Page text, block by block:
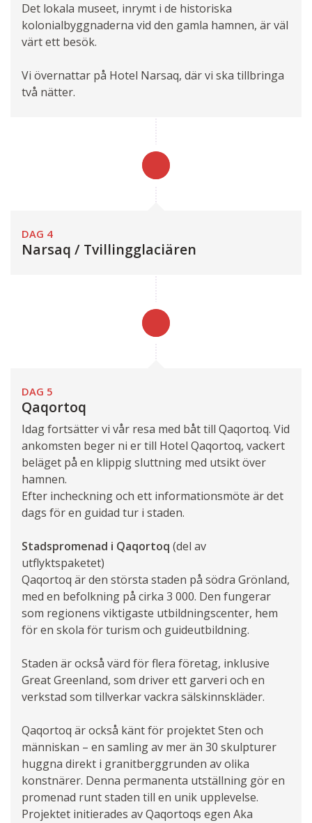
Det lokala museet, inrymt i de historiska
kolonialbyggnaderna vid den gamla hamnen, är väl
värt ett besök.
Vi övernattar på Hotel Narsaq, där vi ska tillbringa
två nätter.
DAG 4
Narsaq / Tvillingglaciären
DAG 5
Qaqortoq
Idag fortsätter vi vår resa med båt till Qaqortoq. Vid
ankomsten beger ni er till Hotel Qaqortoq, vackert
beläget på en klippig sluttning med utsikt över
hamnen.
Efter incheckning och ett informationsmöte är det
dags för en guidad tur i staden.
Stadspromenad i Qaqortoq (del av
utflyktspaketet)
Qaqortoq är den största staden på södra Grönland,
med en befolkning på cirka 3 000. Den fungerar
som regionens viktigaste utbildningscenter, hem
för en skola för turism och guideutbildning.
Staden är också värd för flera företag, inklusive
Great Greenland, som driver ett garveri och en
verkstad som tillverkar vackra sälskinnskläder.
Qaqortoq är också känt för projektet Sten och
människan – en samling av mer än 30 skulpturer
huggna direkt i granitberggrunden av olika
konstnärer. Denna permanenta utställning gör en
promenad runt staden till en unik upplevelse.
Projektet initierades av Qaqortoqs egen Aka